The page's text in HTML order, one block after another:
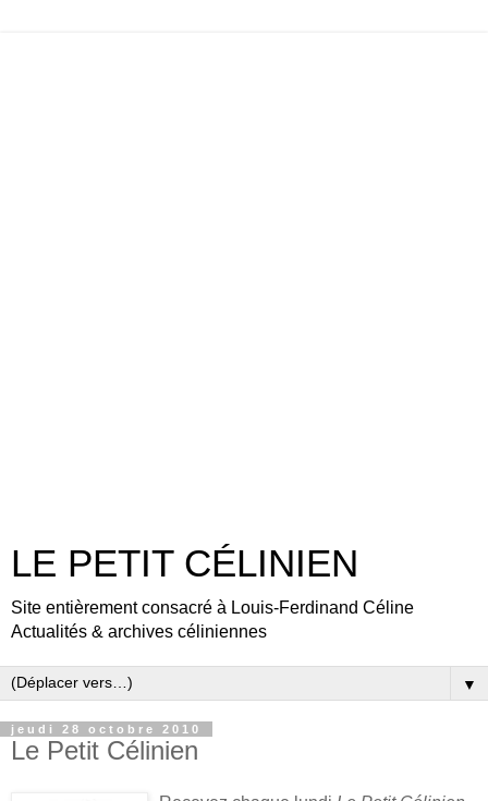
LE PETIT CÉLINIEN
Site entièrement consacré à Louis-Ferdinand Céline
Actualités & archives céliniennes
▼
jeudi 28 octobre 2010
Le Petit Célinien